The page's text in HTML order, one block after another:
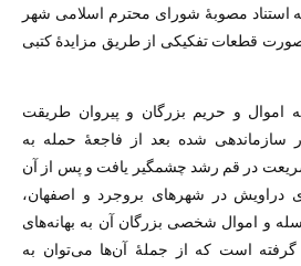
استناد مصوبهٔ شورای محترم اسلامی شهر
قطعات تفکیکی از طریق مزایدهٔ کتبی
اموال و حریم بزرگان و پیروان طریقت
سازماندهی شده بعد از فاجعهٔ حمله به
در قم رشد چشمگیر یافت و پس از آن
دراویش در شهرهای بروجرد و اصفهان،
و اموال شخصی بزرگان آن به بهانه‌های
است که از جملهٔ آن‌ها می‌توان به